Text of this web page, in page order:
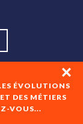
ÉVOLUTIONS
DES MÉTIERS
VOUS...
les newsletters